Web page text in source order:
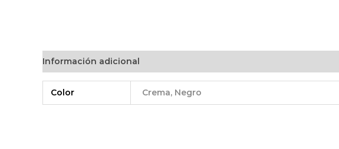
Información adicional
Color Crema, Negro